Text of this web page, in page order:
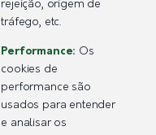
rejeição, origem de
tráfego, etc.
Performance: Os
cookies de
performance são
usados para entender
e analisar os